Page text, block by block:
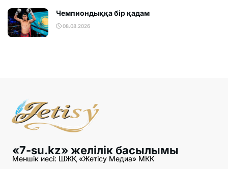
Чемпиондыққа бір қадам
08.08.2026
«7-su.kz» желілік басылымы
Меншік иесі: ШЖҚ «Жетісу Медиа» МКК